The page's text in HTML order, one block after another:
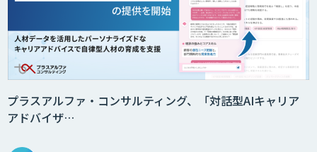
ニーズを理解する対話型AIエージェント
「AI’mON for 展示会」
Web接客を進化させる対話型AIエージェ
ント「AI’mON for WEB」
プラスアルファ・コンサルティング、「対話型AIキャリア
アドバイザ…